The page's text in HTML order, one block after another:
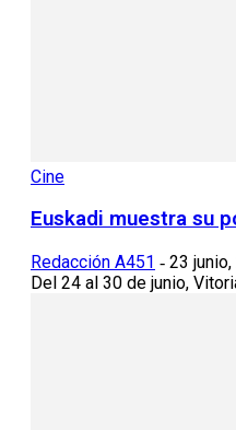
Cine
Euskadi muestra su
Redacción A451 - 23
Del 24 al 30 de junio,